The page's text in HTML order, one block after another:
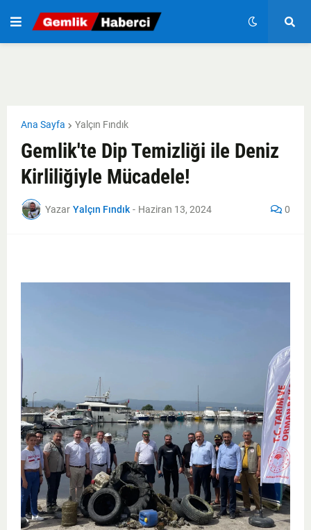
Ana Sayfa Yalçın Fındık
Gemlik'te Dip Temizliği ile Deniz
Kirliliğiyle Mücadele!
Yazar Yalçın Fındık - Haziran 13, 2024 0